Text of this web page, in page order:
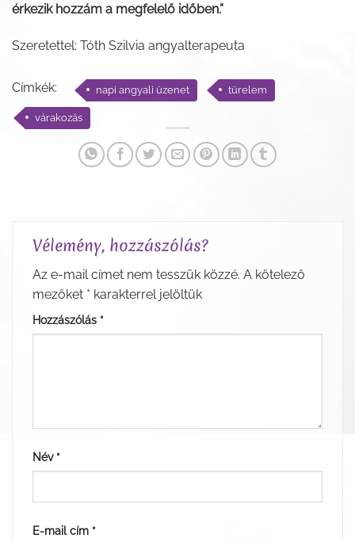
érkezik hozzám a megfelelő időben.”
Szeretettel: Tóth Szilvia angyalterapeuta
Címkék: napi angyali üzenet türelem
várakozás
Vélemény, hozzászólás?
Az e-mail címet nem tesszük közzé. A kötelező
mezőket * karakterrel jelöltük
Hozzászólás *
Név *
E-mail cím *